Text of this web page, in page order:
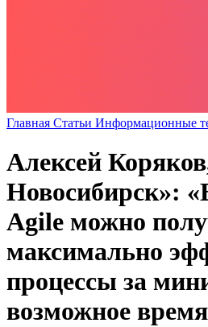
Главная Статьи Информационные
Алексей
Новосибирск»:
Agile можно
максимально
процессы за
возможное